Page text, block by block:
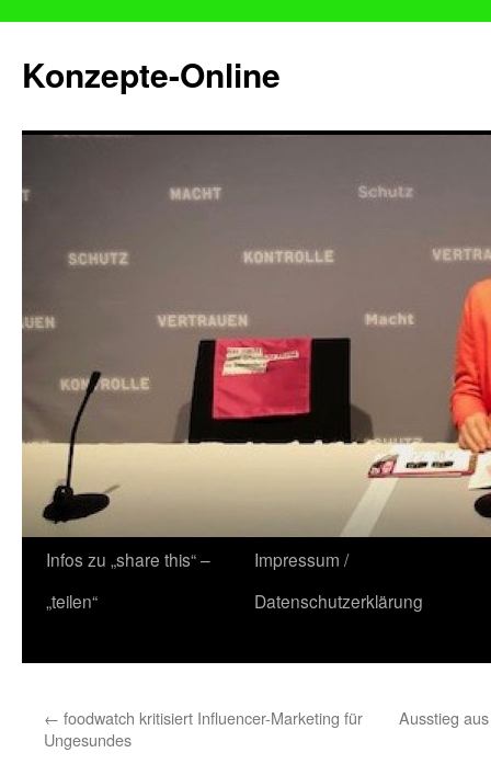
Konzepte-Online
Zum
Inhalt
Infos zu „share this“ –
„teilen“
Impressum /
Datenschutzerklärung
← foodwatch kritisiert Influencer-Marketing für
Ungesundes
Ausstieg